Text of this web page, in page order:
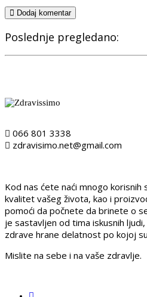
Dodaj komentar
Poslednje pregledano:
066 801 3338
zdravisimo.net@gmail.com
Kod nas ćete naći mnogo
kvalitet vašeg života, kao i
pomoći da počnete da brinete o
je sastavljen od tima iskusnih
zdrave hrane delatnost po kojoj
Mislite na sebe i na vaše zdravlje.